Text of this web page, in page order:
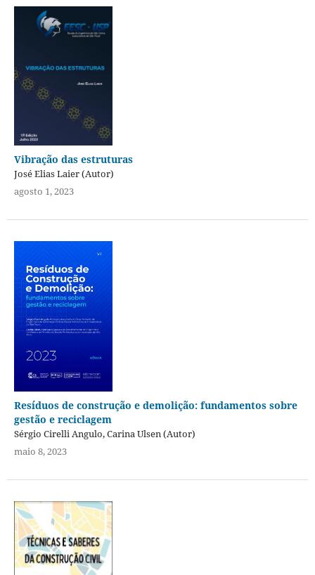
Vibração das estruturas
José Elias Laier (Autor)
agosto 1, 2023
Resíduos de construção e demolição: fundamentos sobre
gestão e reciclagem
Sérgio Cirelli Angulo, Carina Ulsen (Autor)
maio 8, 2023